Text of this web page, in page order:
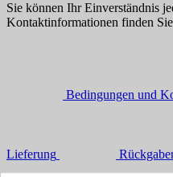
Sie können Ihr Einverständnis
Kontaktinformationen finden
Bedingungen und
Lieferung